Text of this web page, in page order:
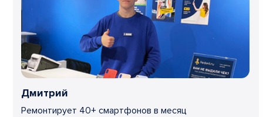
Дмитрий
Ремонтирует 40+ смартфонов в месяц